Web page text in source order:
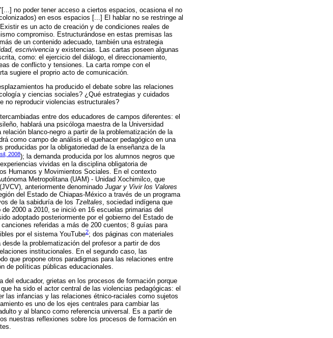
no poder tener acceso a ciertos espacios, ocasiona el no
en esos espacios [...] El hablar no se restringe al
es un acto de creación y de condiciones reales de
compromiso. Estructurándose en estas premisas las
de un contenido adecuado, también una estrategia
escrivivencia y existencias. Las cartas poseen algunas
como: el ejercicio del diálogo, el direccionamiento,
de conflicto y tensiones. La carta rompe con el
sugiere el proprio acto de comunicación.
ha producido el debate sobre las relaciones
y ciencias sociales? ¿Qué estrategias y cuidados
no reproducir violencias estructurales?
entre dos educadores de campos diferentes: el
hablará una psicóloga maestra de la Universidad
blanco-negro a partir de la problematización de la
como campo de análisis el quehacer pedagógico en una
por la obligatoriedad de la enseñanza de la
2008); la demanda producida por los alumnos negros que
vividas en la disciplina obligatoria de
Humanos y Movimientos Sociales. En el contexto
Metropolitana (UAM) - Unidad Xochimilco, que
(JVCV), anteriormente denominado Jugar y Vivir los Valores
del Estado de Chiapas-México a través de un programa
de la sabiduría de los Tzeltales , sociedad indígena que
2000 a 2010, se inició en 16 escuelas primarias del
adoptado posteriormente por el gobierno del Estado de
referidas a más de 200 cuentos; 8 guías para
por el sistema YouTube2; dos páginas con materiales
la problematización del profesor a partir de dos
institucionales. En el segundo caso, las
que propone otros paradigmas para las relaciones entre
de políticas públicas educacionales.
educador, grietas en los procesos de formación porque
ha sido el actor central de las violencias pedagógicas: el
las infancias y las relaciones étnico-raciales como sujetos
es uno de los ejes centrales para cambiar las
y al blanco como referencia universal. Es a partir de
nuestras reflexiones sobre los procesos de formación en